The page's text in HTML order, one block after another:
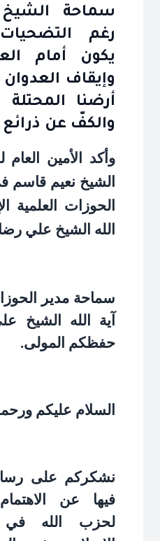
سماحة
رغم
يكون أمام
وإيقاف
أرضنا المحتلة
والكفّ عن ذرائع
وأكد الأمين
الشيخ نعيم قاسم
الحوزات العلمية
الله الشيخ علي
سماحة مدير
آية الله الشيخ
حفظكم المولى.
السلام عليكم
نشكركم على
فيها عن
لحزب الله في